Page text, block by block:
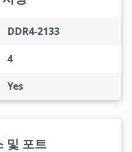
DDR4-2133
4
Yes
및 포트